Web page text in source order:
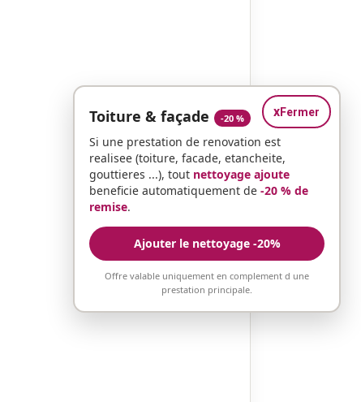
xFermer
Toiture & façade -20 %
Si une prestation de renovation est
realisee (toiture, facade, etancheite,
gouttieres ...), tout nettoyage ajoute
beneficie automatiquement de -20 % de
remise.
Ajouter le nettoyage -20%
Offre valable uniquement en complement d une
prestation principale.